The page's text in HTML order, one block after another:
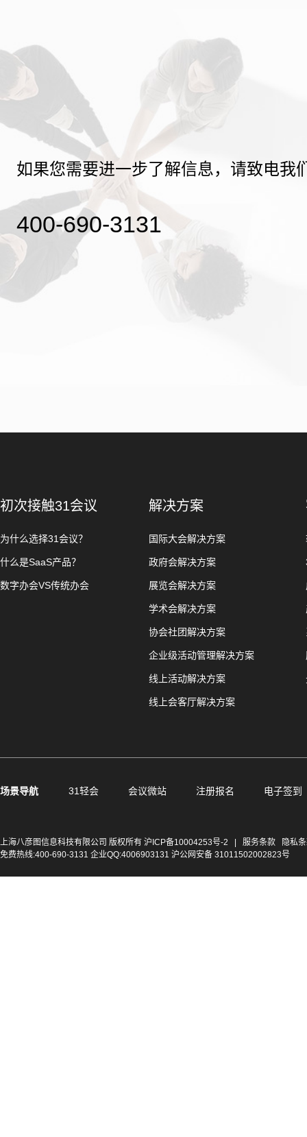
如果您需要进一步了解信息，请致电我
400-690-3131
初次接触31会议
为什么选择31会议？
什么是SaaS产品？
数字办会VS传统办会
解决方案
国际大会解决方案
政府会解决方案
展览会解决方案
学术会解决方案
协会社团解决方案
企业级活动管理解决方案
线上活动解决方案
线上会客厅解决方案
场景导航 31轻会 会议微站 注册报名 电子签到
上海八彦图信息科技有限公司 版权所有 沪ICP备10004253号-2 服务条款
隐私
免费热线:400-690-3131 企业QQ:4006903131 沪公网安备 31011502002823号